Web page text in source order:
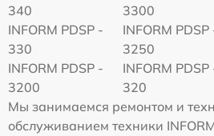
340
3300
INFORM PDSP -
330
INFORM PDSP
3250
INFORM PDSP -
3200
INFORM PDSP
320
Мы занимаемся ремонтом и
обслуживанием техники